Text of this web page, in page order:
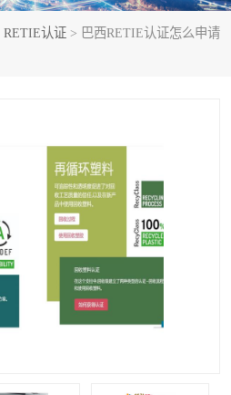
RETIE认证 > 巴西RETIE认证怎么申请
RETIE认证